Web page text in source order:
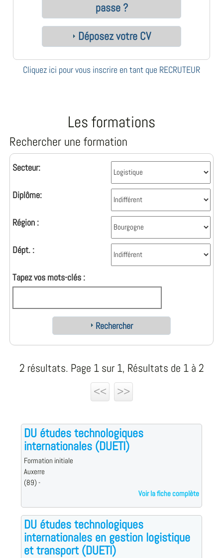
passe ?
Déposez votre CV
Cliquez ici pour vous inscrire en tant que RECRUTEUR
Les formations
Rechercher une formation
Secteur:
Diplôme:
Région :
Dépt. :
Tapez vos mots-clés :
Rechercher
2 résultats. Page 1 sur 1, Résultats de 1 à 2
<<
>>
DU études technologiques
internationales (DUETI)
Formation initiale
Auxerre
(89) -
Voir la fiche complète
DU études technologiques
internationales en gestion logistique
et transport (DUETI)